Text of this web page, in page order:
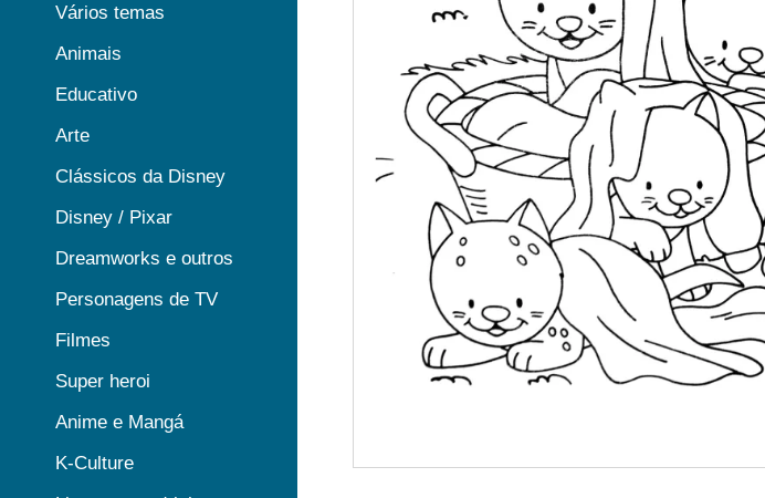
Vários temas
Animais
Educativo
Arte
Clássicos da Disney
Disney / Pixar
Dreamworks e outros
Personagens de TV
Filmes
Super heroi
Anime e Mangá
K-Culture